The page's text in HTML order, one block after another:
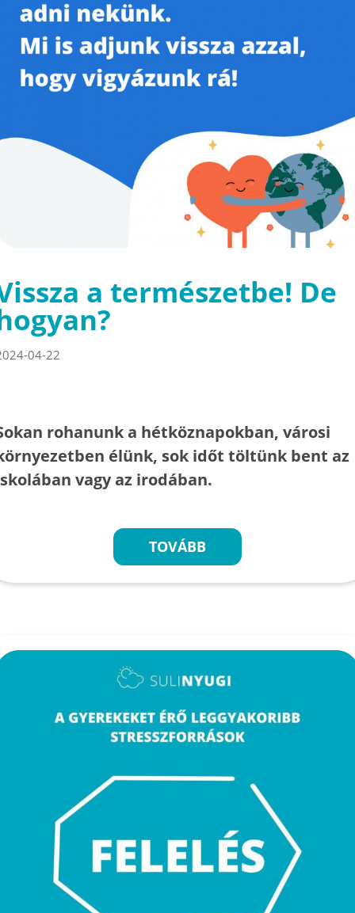
a természetbe! De
04-22
rohanunk a hétköznapokban, városi
élünk, sok időt töltünk bent az
vagy az irodában.
TOVÁBB